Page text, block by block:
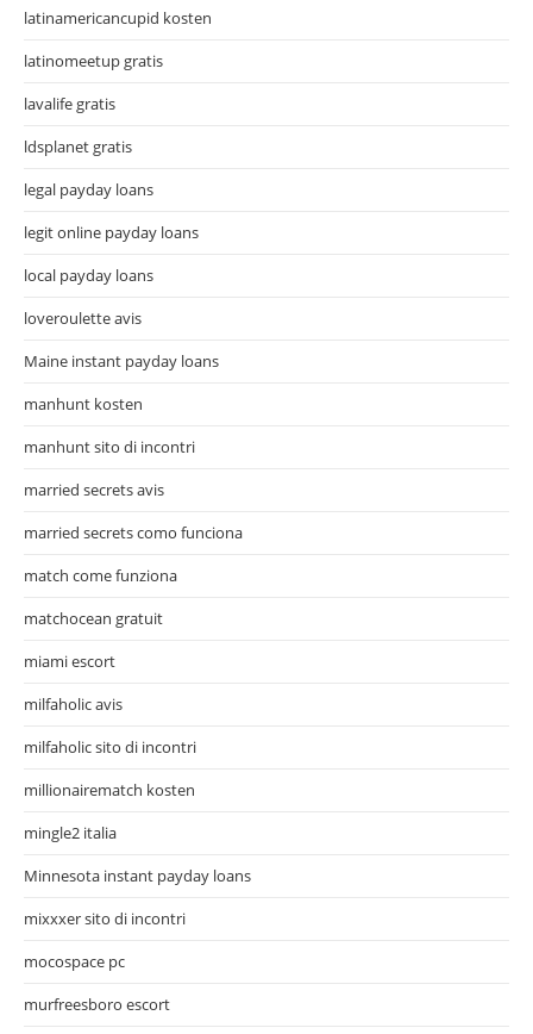
latinamericancupid kosten
latinomeetup gratis
lavalife gratis
ldsplanet gratis
legal payday loans
legit online payday loans
local payday loans
loveroulette avis
Maine instant payday loans
manhunt kosten
manhunt sito di incontri
married secrets avis
married secrets como funciona
match come funziona
matchocean gratuit
miami escort
milfaholic avis
milfaholic sito di incontri
millionairematch kosten
mingle2 italia
Minnesota instant payday loans
mixxxer sito di incontri
mocospace pc
murfreesboro escort